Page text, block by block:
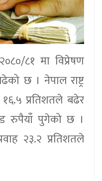
८१ मा विप्रेषण
छ । नेपाल राष्ट्र
प्रतिशतले बढेर
रुपैयाँ पुगेको छ ।
२३.२ प्रतिशतले